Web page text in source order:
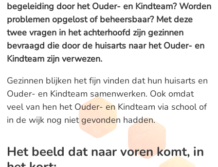
begeleiding door het Ouder- en Kindteam? Worden
problemen opgelost of beheersbaar? Met deze
twee vragen in het achterhoofd zijn gezinnen
bevraagd die door de huisarts naar het Ouder- en
Kindteam zijn verwezen.
Gezinnen blijken het fijn vinden dat hun huisarts en
Ouder- en Kindteam samenwerken. Ook omdat
veel van hen het Ouder- en Kindteam via school of
in de wijk nog niet gevonden hadden.
Het beeld dat naar voren komt, in